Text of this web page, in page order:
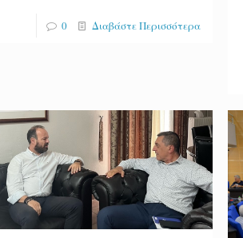
0 Διαβάστε Περισσότερα